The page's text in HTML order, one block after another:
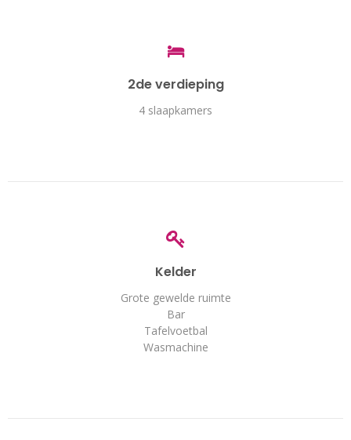
2de verdieping
4 slaapkamers
Kelder
Grote gewelde ruimte
Bar
Tafelvoetbal
Wasmachine